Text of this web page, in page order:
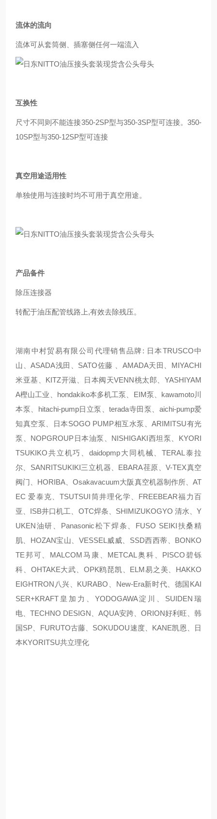
流体的流向
流体可从套筒侧、插塞侧任何一端流入
互换性
尺寸不同则不能连接350-2SP型与350-3SP型可连接。350-
10SP型与350-12SP型可连接
真空用途适用性
单独使用与连接时均不可用于真空用途。
产品备件
除压连接器
转配于油压配管线路上,有效去除残压。
湖南中村贸易有限公司代理销售品牌: 日本TRUSCO中
山、ASADA浅田、SATO佐藤 、AMADA天田、MIYACHI
米亚基、KITZ开滋、日本阀天VENN桃太郎、YASHIYAM
A樫山工业、hondakiko本多机工泵、EIM泵、kawamoto川
本泵、hitachi-pump日立泵、terada寺田泵、aichi-pump爱
知真空泵、日本SOGO PUMP相互水泵、ARIMITSU有光
泵、NOPGROUP日本油泵、NISHIGAKI西坦泵、KYORI
TSUKIKO共立机巧、daidopmp大同机械、TERAL泰拉
尔、SANRITSUKIKI三立机器、EBARA荏原、V-TEX真空
阀门、HORIBA、Osakavacuum大阪真空机器制作所、AT
EC 爱泰克、TSUTSUI筒井理化学、FREEBEAR福力百
亚、ISB井口机工、OTC焊条、SHIMIZUKOGYO 清水、Y
UKEN油研、Panasonic松下焊条、FUSO SEIKI扶桑精
肌、HOZAN宝山、VESSEL威威、SSD西西蒂、BONKO
TE邦可、MALCOM马康、METCAL奥科、PISCO碧铄
科、OHTAKE大武、OPK鸥琵凯、ELM易之美、HAKKO
EIGHTRON八兴、KURABO、New-Era新时代、德国KAI
SER+KRAFT皇加力、YODOGAWA淀川、SUIDEN瑞
电、TECHNO DESIGN、AQUA安跨、ORION好利旺、韩
国SP、FURUTO古藤、SOKUDOU速度、KANE凯恩、日
本KYORITSU共立理化